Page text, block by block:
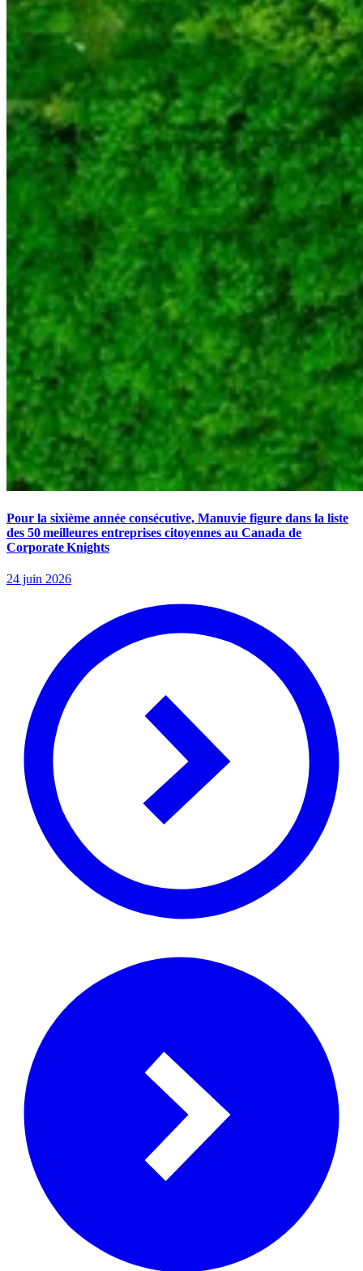
Pour la sixième année consécutive, Manuvie figure dans la liste
des 50 meilleures entreprises citoyennes au Canada de
Corporate Knights
24 juin 2026